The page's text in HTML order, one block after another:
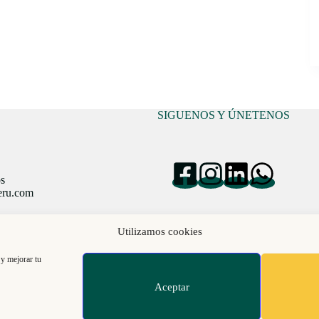
Utilizamos cookies
mejorar tu
Aceptar
SIGUENOS Y ÚNETENOS